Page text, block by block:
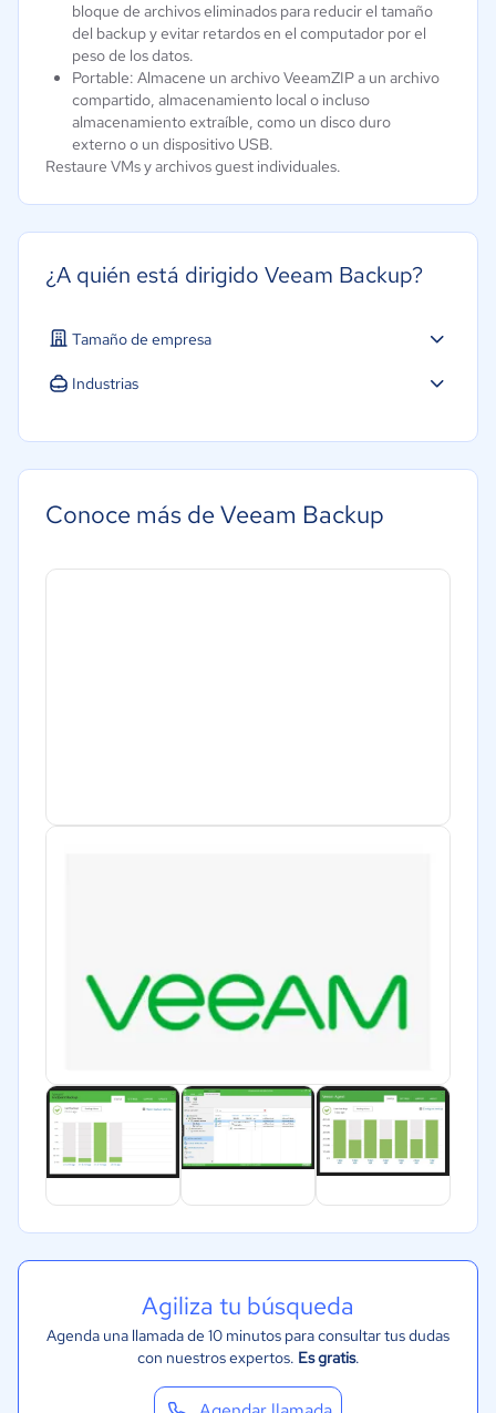
bloque de archivos eliminados para reducir el tamaño
del backup y evitar retardos en el computador por el
peso de los datos.
Portable: Almacene un archivo VeeamZIP a un archivo
compartido, almacenamiento local o incluso
almacenamiento extraíble, como un disco duro
externo o un dispositivo USB.
Restaure VMs y archivos guest individuales.
¿A quién está dirigido Veeam Backup?
Tamaño de empresa
Industrias
Conoce más de Veeam Backup
Agiliza tu búsqueda
Agenda una llamada de 10 minutos para consultar tus dudas
con nuestros expertos. Es gratis.